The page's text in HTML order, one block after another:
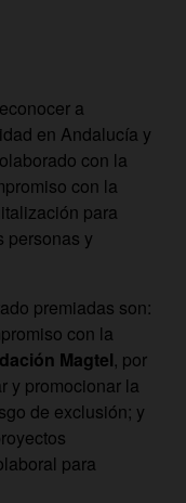
a
en Andalucía y
con la
con la
para
personas y
premiadas son:
con la
Magtel, por
y promocionar la
de exclusión; y
para